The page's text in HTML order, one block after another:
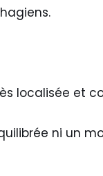
localisée et
ni un